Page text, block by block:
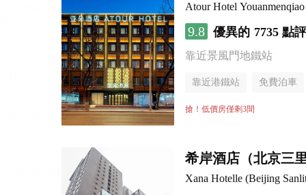
Atour Hotel
9.8 優異的 7735 點評
靠近景風門地鐵站
靠近港鐵站 免費泊車
行李寄存服務
搶！低價房僅剩3間
希岸酒店（北京三
Xana Hotelle (Beijing